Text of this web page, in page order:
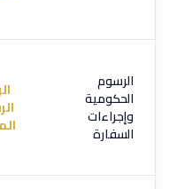
الرسوم
الحكومية
وإجراءات
السفارة